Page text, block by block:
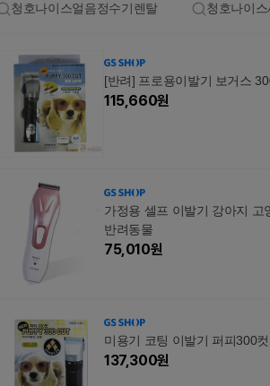
청호나이스얼음정수기렌탈 청호나이
[반려] 프로용이발기 보거스
115,660원
가정용 셀프 이발기 강아지 고
반려동물
75,010원
미용기 코팅 이발기 퍼피300
137,300원